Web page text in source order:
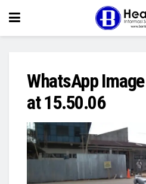
WhatsApp
at 15.50.06